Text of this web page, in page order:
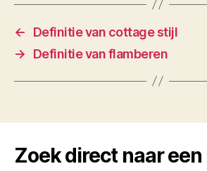
←
Definitie van cottage stijl
→
Definitie van flamberen
Zoek direct naar